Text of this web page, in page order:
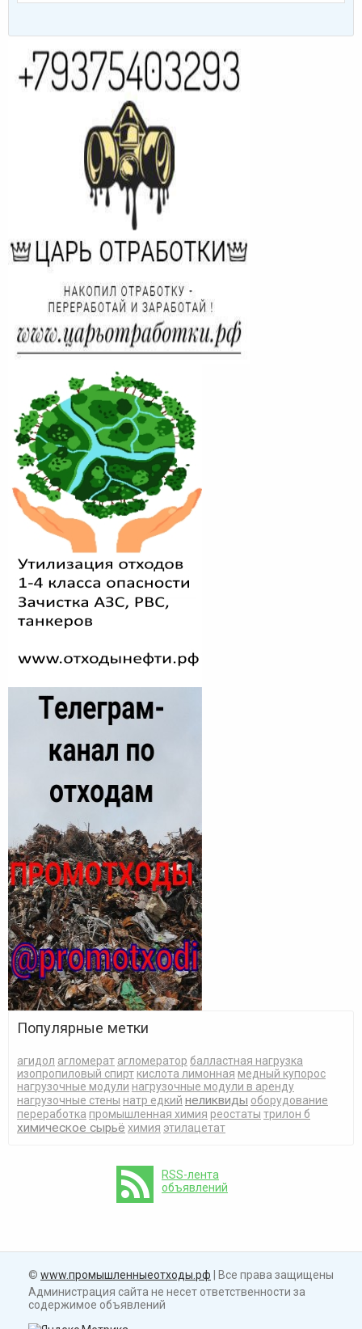
Популярные метки
агидол агломерат агломератор балластная нагрузка
изопропиловый спирт кислота лимонная медный купорос
нагрузочные модули нагрузочные модули в аренду
нагрузочные стены натр едкий неликвиды оборудование
переработка промышленная химия реостаты трилон б
химическое сырьё химия этилацетат
RSS-лента
объявлений
© www.промышленныеотходы.рф | Все права защищены
Администрация сайта не несет ответственности за
содержимое объявлений